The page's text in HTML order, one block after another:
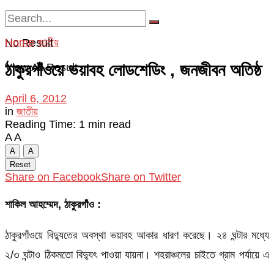
No Result
View All Result
Home জাতীয়
ঠাকুরগাঁওয়ে ভয়াবহ লোডশেডিং , জনজীবন অতিষ্ঠ
April 6, 2012
in জাতীয়
Reading Time: 1 min read
A A
A
A
Reset
Share on FacebookShare on Twitter
শাকিল আহম্মেদ, ঠাকুরগাঁও :
ঠাকুরগাঁওয়ে বিদ্যুতের অবস্থা ভয়াবহ আকার ধারণ করেছে। ২৪ ঘন্টার মধ্যে
২/৩ ঘন্টাও ঠিকমতো বিদ্যুৎ পাওয়া যায়না। শহরাঞ্চলের চাইতে গ্রাম পর্যায়ে এ